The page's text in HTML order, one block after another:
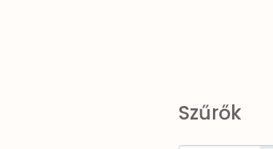
Szűrők